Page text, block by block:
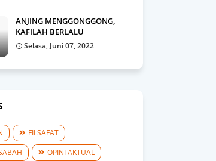
ANJING MENGGONGGONG,
KAFILAH BERLALU
Selasa, Juni 07, 2022
FILSAFAT
OPINI AKTUAL